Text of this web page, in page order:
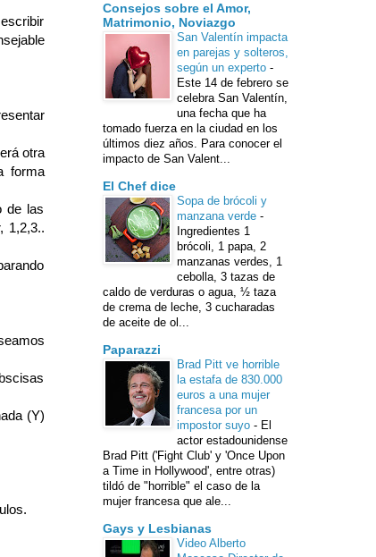
otra
forma
de las
1,2,3..
(Y)
Consejos sobre el Amor,
Matrimonio, Noviazgo
San Valentín impacta
en parejas y solteros,
según un experto -
Este 14 de febrero se
celebra San Valentín,
una fecha que ha
tomado fuerza en la ciudad en los
últimos diez años. Para conocer el
impacto de San Valent...
El Chef dice
Sopa de brócoli y
manzana verde -
Ingredientes 1
brócoli, 1 papa, 2
manzanas verdes, 1
cebolla, 3 tazas de
caldo de verduras o agua, ½ taza
de crema de leche, 3 cucharadas
de aceite de ol...
Paparazzi
Brad Pitt ve horrible
la estafa de 830.000
euros a una mujer
francesa por un
impostor suyo - El
actor estadounidense
Brad Pitt ('Fight Club' y 'Once Upon
a Time in Hollywood', entre otras)
tildó de "horrible" el caso de la
mujer francesa que ale...
Gays y Lesbianas
Video Alberto